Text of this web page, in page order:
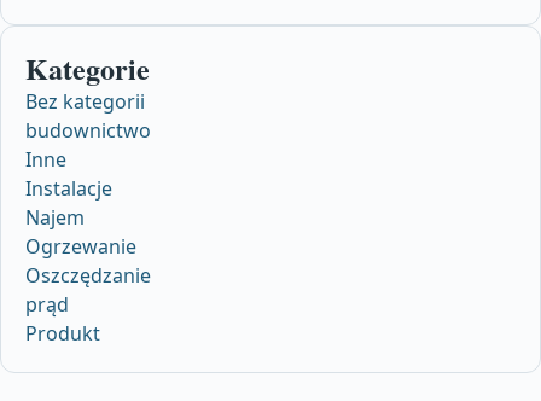
Kategorie
Bez kategorii
budownictwo
Inne
Instalacje
Najem
Ogrzewanie
Oszczędzanie
prąd
Produkt